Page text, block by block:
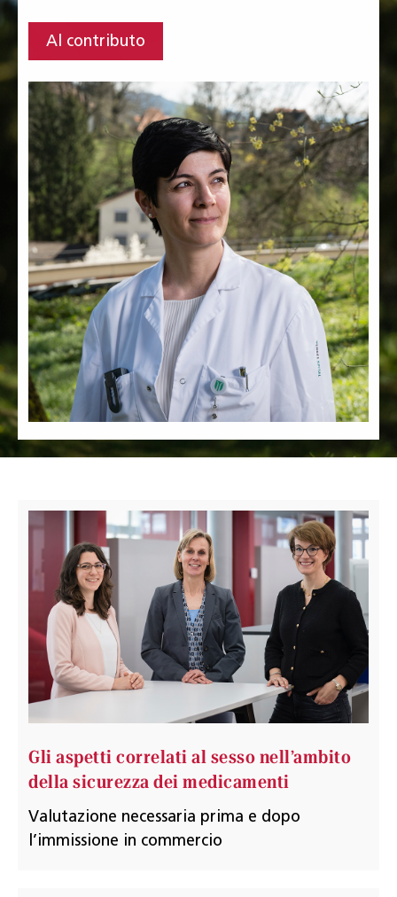
Al contributo
Gli aspetti correlati al sesso nell’ambito
della sicurezza dei medicamenti
Valutazione necessaria prima e dopo
l’immissione in commercio